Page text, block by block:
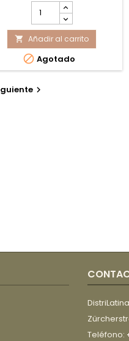
cantidad
del
producto
HARINA
PARA
TAMAL
500
AMERICA
 Añadir al carrito
 Agotado

DistriLatina
Teléfono: